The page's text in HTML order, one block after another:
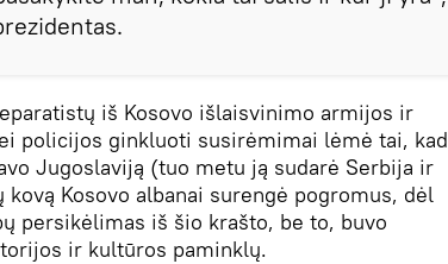
iš Kosovo išlaisvinimo armijos ir
policijos ginkluoti susirėmimai lėmė tai, kad
Jugoslaviją (tuo metu ją sudarė Serbija ir
Kosovo albanai surengė pogromus, dėl
persikėlimas iš šio krašto, be to, buvo
ir kultūros paminklų.